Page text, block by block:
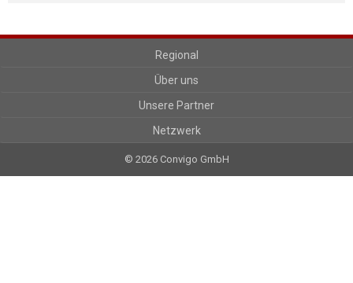
Regional
Über uns
Unsere Partner
Netzwerk
© 2026 Convigo GmbH